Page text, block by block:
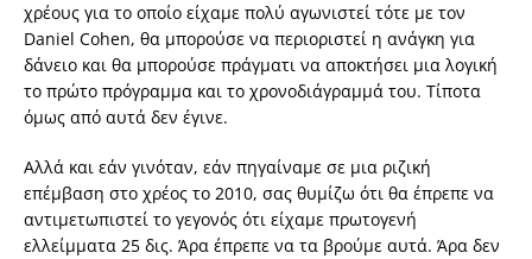
χρέους για το οποίο είχαμε πολύ αγωνιστεί τότε με τον
Daniel Cohen, θα μπορούσε να περιοριστεί η ανάγκη για
δάνειο και θα μπορούσε πράγματι να αποκτήσει μια λογική
το πρώτο πρόγραμμα και το χρονοδιάγραμμά του. Τίποτα
όμως από αυτά δεν έγινε.
Αλλά και εάν γινόταν, εάν πηγαίναμε σε μια ριζική
επέμβαση στο χρέος το 2010, σας θυμίζω ότι θα έπρεπε να
αντιμετωπιστεί το γεγονός ότι είχαμε πρωτογενή
ελλείμματα 25 δις. Άρα έπρεπε να τα βρούμε αυτά. Άρα δεν